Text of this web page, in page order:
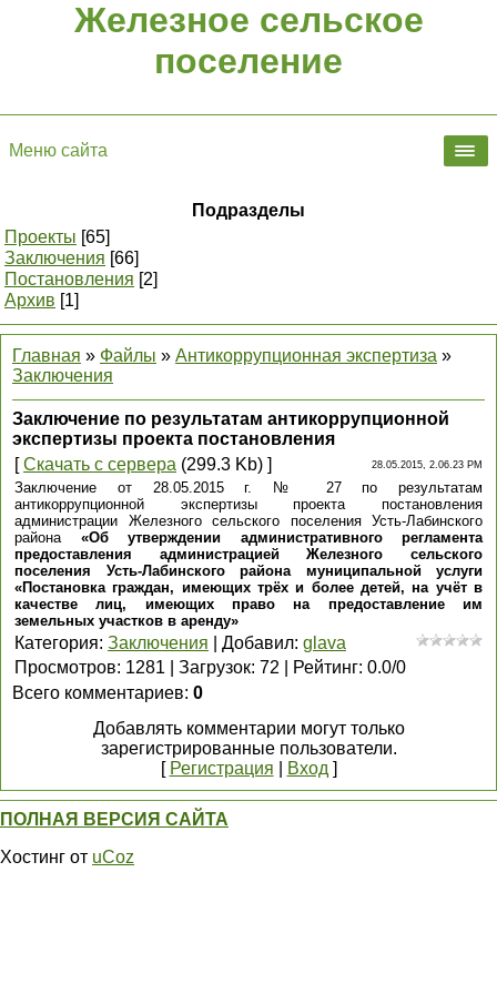
Железное сельское
поселение
Меню сайта
Подразделы
Проекты [65]
Заключения [66]
Постановления [2]
Архив [1]
Главная » Файлы » Антикоррупционная экспертиза »
Заключения
Заключение по результатам антикоррупционной
экспертизы проекта постановления
[Скачать с сервера (299.3 Kb) ] 28.05.2015, 2.06.23 PM
Заключение от 28.05.2015 г. № 27 по результатам
антикоррупционной экспертизы проекта постановления
администрации Железного сельского поселения Усть-Лабинского
района «Об утверждении административного регламента
предоставления администрацией Железного сельского
поселения Усть-Лабинского района муниципальной услуги
«Постановка граждан, имеющих трёх и более детей, на учёт в
качестве лиц, имеющих право на предоставление им
земельных участков в аренду»
Категория: Заключения Добавил: glava
Просмотров: 1281 Загрузок: 72 Рейтинг: 0.0/0
Всего комментариев: 0
Добавлять комментарии могут только
зарегистрированные пользователи.
[ Регистрация Вход ]
ПОЛНАЯ ВЕРСИЯ САЙТА
Хостинг от uCoz